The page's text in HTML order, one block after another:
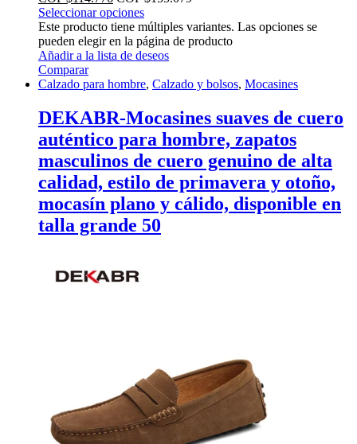
Seleccionar opciones
Este producto tiene múltiples variantes. Las opciones se
pueden elegir en la página de producto
Añadir a la lista de deseos
Comparar
Calzado para hombre, Calzado y bolsos, Mocasines
DEKABR-Mocasines suaves de cuero
auténtico para hombre, zapatos
masculinos de cuero genuino de alta
calidad, estilo de primavera y otoño,
mocasín plano y cálido, disponible en
talla grande 50